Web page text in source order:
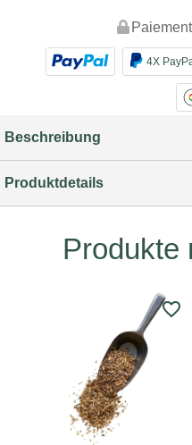
4X
Beschreibung
Produktdetails
Produkte
favorite_border